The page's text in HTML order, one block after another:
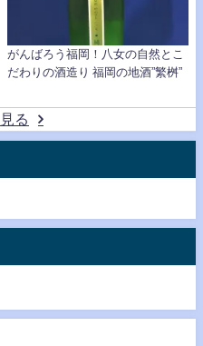
がんばろう福岡！八女の自然とこ
だわりの酒造り 福岡の地酒”繁桝”
る